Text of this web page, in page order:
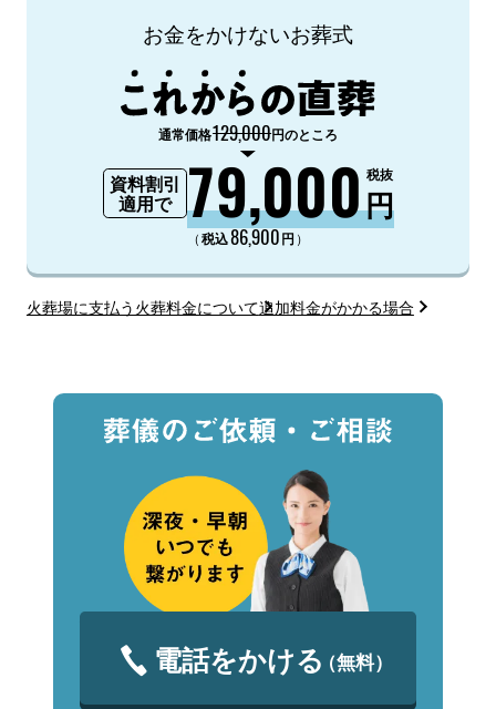
お金をかけないお葬式
通常価格129,000円のところ
資料割引
適用で
79,000円
税抜
（税込86,900円 ）
火葬場に支払う火葬料金について追加料金がかかる場合
電話をかける（無料）